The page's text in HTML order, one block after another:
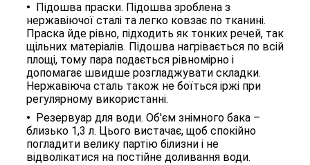
Підошва праски. Підошва зроблена з
нержавіючої сталі та легко ковзає по тканині.
Праска йде рівно, підходить як тонких речей, так
щільних матеріалів. Підошва нагрівається по всій
площі, тому пара подається рівномірно і
допомагає швидше розгладжувати складки.
Нержавіюча сталь також не боїться іржі при
регулярному використанні.
Резервуар для води. Об'єм знімного бака –
близько 1,3 л. Цього вистачає, щоб спокійно
погладити велику партію білизни і не
відволікатися на постійне доливання води.